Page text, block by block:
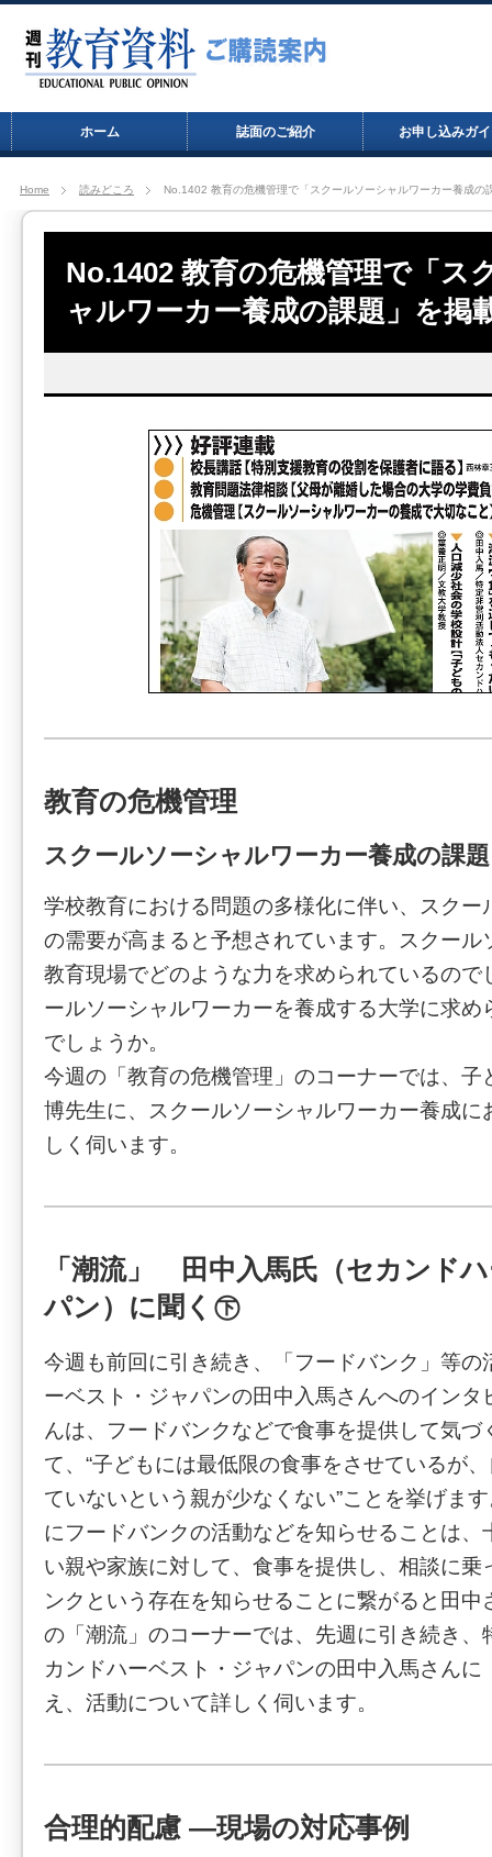
ホーム 誌面のご紹介 お申し込みガ
Home 読みどころ No.1402 教育の危機管理で「スクールソーシャルワーカー養成の
No.1402 教育の危機管理で「ス
ャルワーカー養成の課題」を掲
教育の危機管理
スクールソーシャルワーカー養成の課題
学校教育における問題の多様化に伴い、スクー
の需要が高まると予想されています。スクール
教育現場でどのような力を求められているので
ールソーシャルワーカーを養成する大学に求め
でしょうか。
今週の「教育の危機管理」のコーナーでは、子
博先生に、スクールソーシャルワーカー養成に
しく伺います。
「潮流」 田中入馬氏（セカンド
パン）に聞く㊦
今週も前回に引き続き、「フードバンク」等の
ーベスト・ジャパンの田中入馬さんへのインタ
んは、フードバンクなどで食事を提供して気づ
て、“子どもには最低限の食事をさせているが
ていないという親が少なくない”ことを挙げま
にフードバンクの活動などを知らせることは、
い親や家族に対して、食事を提供し、相談に乗
ンクという存在を知らせることに繋がると田中
の「潮流」のコーナーでは、先週に引き続き、
カンドハーベスト・ジャパンの田中入馬さんに
え、活動について詳しく伺います。
合理的配慮 ―現場の対応事例